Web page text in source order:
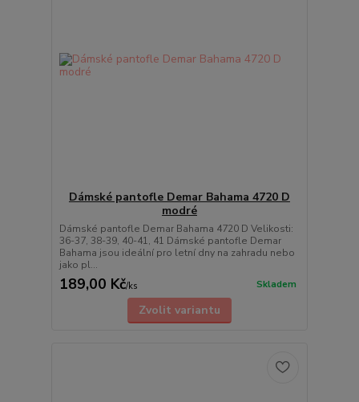
Dámské pantofle Demar Bahama 4720 D
modré
Dámské pantofle Demar Bahama 4720 D Velikosti:
36-37, 38-39, 40-41, 41 Dámské pantofle Demar
Bahama jsou ideální pro letní dny na zahradu nebo
jako pl...
189,00 Kč/ks Skladem
Zvolit variantu